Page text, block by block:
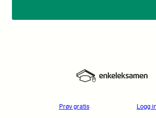
Prøv gratis Logg